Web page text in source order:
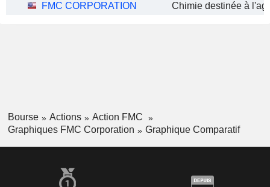
FMC CORPORATION
Bourse Actions
Action FMC
Graphiques FMC Corporation
Graphique Comparatif